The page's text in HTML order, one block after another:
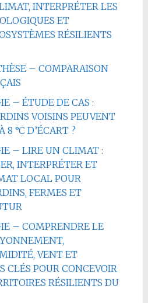
INTERPRÉTER LES
ET
RÉSILIENTS
– COMPARAISON
– ÉTUDE DE CAS :
VOISINS PEUVENT
8 °C D’ÉCART ?
– LIRE UN CLIMAT :
INTERPRÉTER ET
LOCAL POUR
FERMES ET
– COMPRENDRE LE
VENT ET
CLÉS POUR CONCEVOIR
RÉSILIENTS DU